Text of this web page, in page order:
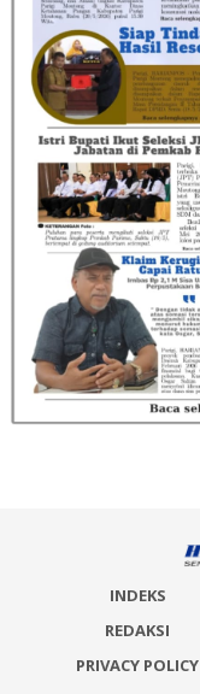
INDEKS
REDAKSI
PRIVACY POLICY